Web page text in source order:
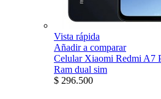
Vista rápida
Añadir a comparar
Celular Xiaomi Redmi A7
Ram dual sim
$ 296.500